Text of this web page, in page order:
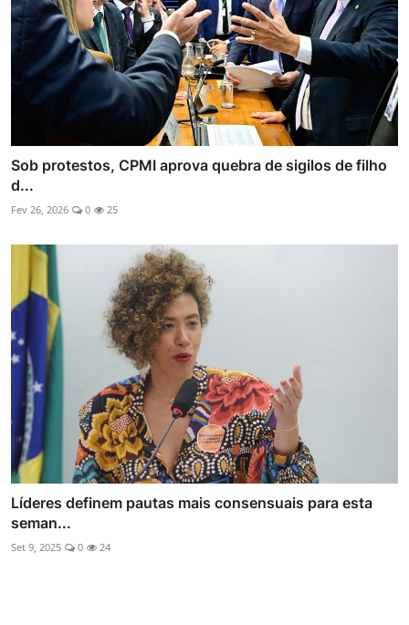
Sob protestos, CPMI aprova quebra de sigilos de filho
d...
Fev 26, 2026 0 25
Líderes definem pautas mais consensuais para esta
seman...
Set 9, 2025 0 24